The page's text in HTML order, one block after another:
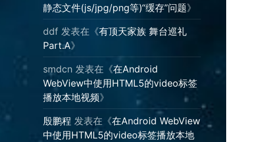
静态文件(js/jpg/png等)“缓存”问题》
ddf发表在《有顶天家族 舞台巡礼
Part.A》
smdcn 发表在《在Android
WebView中使用HTML5的video标签
播放本地视频》
殷鹏程 发表在《在Android WebView
中使用HTML5的video标签播放本地